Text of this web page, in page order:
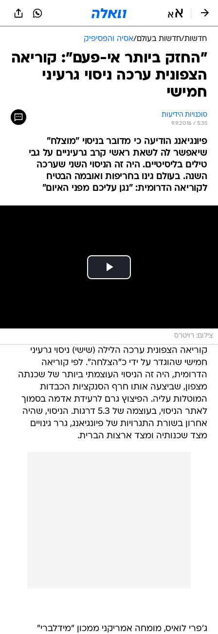
חדשות/חדשות בעולם/אסיה והפסיפיק
"החזק ביותר אי-פעם": קוריאה
הצפונית ערכה ניסוי גרעיני
חמישי
סוכנויות הידיעות
9.9.2016 / 5:35
פיונגיאנג הודיעה כי מדובר בניסוי "מוצלח"
שיאפשר לה לשאת ראשי קרב גרעיניים על גבי
טילים בליסיטיים. היה זה הניסוי השני שערכה
השנה. בעולם גינו בחריפות ואובמה הבטיח
לקוריאה הדרומית: "נגן עליכם מפני האיום"
צילום: רויטרס
קוריאה הצפונית ערכה הלילה (שישי) ניסוי גרעיני
חמישי שהוגדר על ידי כ"הצלחה". לפי קוריאה
הדרומית, היה זה הניסוי העוצמתי ביותר של שכנתה
מצפון, שביצעה אותו חרף הסנקציות הכבדות
המוטלות עליה. הפיצוץ גרם לרעידת אדמה בסמוך
לאתר הניסוי, בעוצמה של 5.3 דרגות. הניסוי, שהיה
אחרון בשורת התגרויות של פיונגיאנג, גרר גינויים
מצד שכנותיה ומצד ארצות הברית.
ג'פרי לואיס, מומחה אמריקני ממכון "מידלברי"